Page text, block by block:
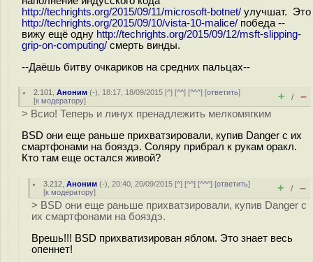
http://techrights.org/2015/09/11/microsoft-botnet/ улучшат. Это
http://techrights.org/2015/09/10/vista-10-malice/ победа --
вижу ещё одну http://techrights.org/2015/09/12/msft-slipping-
grip-on-computing/ смерть винды.
--Даёшь битву очкариков на средних пальцах--
2.101 ,Аноним (-), 18:17, 18/09/2015 [^] [^^] [^^^] [ответить]
[к модератору] + / –
> Всио! Теперь и линух пренадлежить мелкомягким
BSD они еще раньше прихватзировали, купив Danger с их
смартфонами на бояздэ. Соляру прибрал к рукам оракл.
Кто там еще остался живой?
3.212 ,Аноним (-), 20:40, 20/09/2015 [^] [^^] [^^^] [ответить]
[к модератору] + / –
> BSD они еще раньше прихватзировали, купив Danger с
их смартфонами на бояздэ.
Врешь!!! BSD прихватизирован яблом. Это знает весь
опеннет!